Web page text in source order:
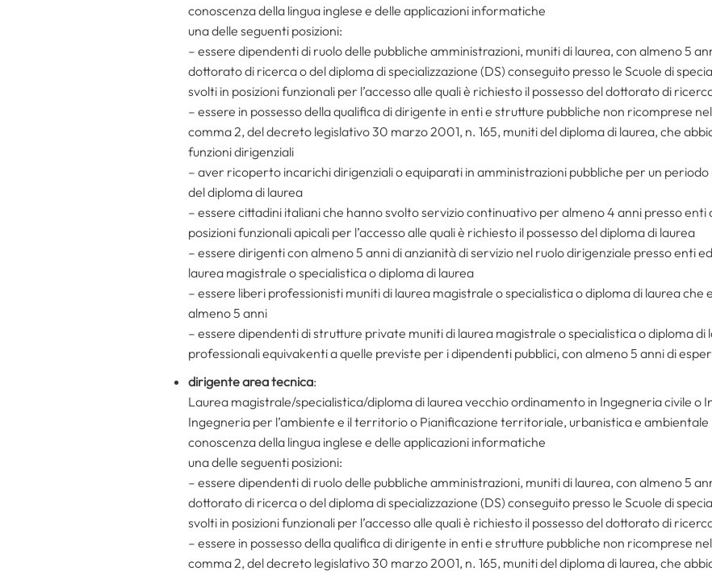
conoscenza della lingua inglese e delle applicazioni informatiche
una delle seguenti posizioni:
– essere dipendenti di ruolo delle pubbliche amministrazioni, muniti di laurea, con almeno 5
dottorato di ricerca o del diploma di specializzazione (DS) conseguito presso le Scuole di
svolti in posizioni funzionali per l’accesso alle quali è richiesto il possesso del dottorato di
– essere in possesso della qualifica di dirigente in enti e strutture pubbliche non ricomprese
comma 2, del decreto legislativo 30 marzo 2001, n. 165, muniti del diploma di laurea, che
funzioni dirigenziali
– aver ricoperto incarichi dirigenziali o equiparati in amministrazioni pubbliche per un
del diploma di laurea
– essere cittadini italiani che hanno svolto servizio continuativo per almeno 4 anni presso
posizioni funzionali apicali per l’accesso alle quali è richiesto il possesso del diploma di laurea
– essere dirigenti con almeno 5 anni di anzianità di servizio nel ruolo dirigenziale presso enti
laurea magistrale o specialistica o diploma di laurea
– essere liberi professionisti muniti di laurea magistrale o specialistica o diploma di laurea che
almeno 5 anni
– essere dipendenti di strutture private muniti di laurea magistrale o specialistica o diploma di
professionali equivakenti a quelle previste per i dipendenti pubblici, con almeno 5 anni di
dirigente area tecnica:
Laurea magistrale/specialistica/diploma di laurea vecchio ordinamento in Ingegneria civile o
Ingegneria per l’ambiente e il territorio o Pianificazione territoriale, urbanistica e ambientale
conoscenza della lingua inglese e delle applicazioni informatiche
una delle seguenti posizioni:
– essere dipendenti di ruolo delle pubbliche amministrazioni, muniti di laurea, con almeno 5
dottorato di ricerca o del diploma di specializzazione (DS) conseguito presso le Scuole di
svolti in posizioni funzionali per l’accesso alle quali è richiesto il possesso del dottorato di
– essere in possesso della qualifica di dirigente in enti e strutture pubbliche non ricomprese
comma 2, del decreto legislativo 30 marzo 2001, n. 165, muniti del diploma di laurea, che